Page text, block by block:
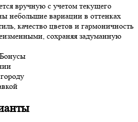
вручную с учетом текущего
небольшие вариации в оттенках
качество цветов и гармоничность
сохраняя задуманную